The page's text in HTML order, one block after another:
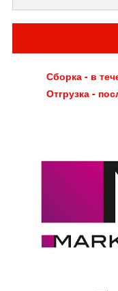
Сборка - в
Отгрузка -